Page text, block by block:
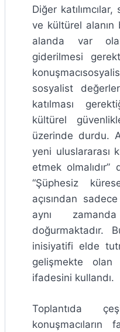
Diğer
ve kültürel alanın
alanda var
giderilmesi
sosyalist
katılması
kültürel
üzerinde durdu.
yeni uluslararası
etmek olmalıdır”
“Şüphesiz
açısından
aynı
doğurmaktadır.
inisiyatifi elde
gelişmekte olan
ifadesini kullandı.
Toplantıda
konuşmacıların